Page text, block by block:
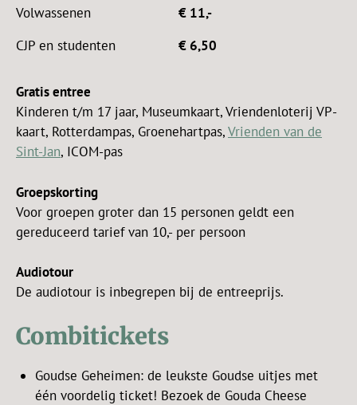
Volwassenen
€ 11,-
CJP en studenten
€ 6,50
Gratis entree
Kinderen t/m 17 jaar, Museumkaart, Vriendenloterij VP-
kaart, Rotterdampas, Groenehartpas,Vrienden van de
Sint-Jan, ICOM-pas
Groepskorting
Voor groepen groter dan 15 personen geldt een
gereduceerd tarief van 10,- per persoon
Audiotour
De audiotour is inbegrepen bij de entreeprijs.
Combitickets
Goudse Geheimen: de leukste Goudse uitjes met
één voordelig ticket! Bezoek de Gouda Cheese